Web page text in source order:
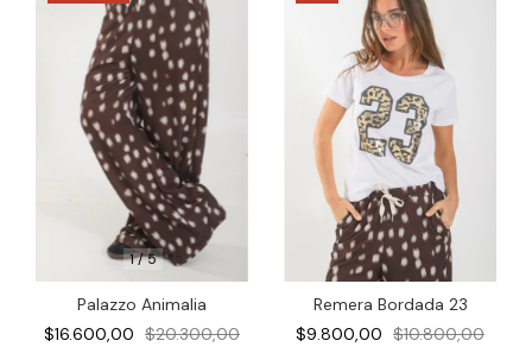
1/5
Palazzo Animalia
$16.600,00 $20.300,00
Remera Bordada 23
$9.800,00 $10.800,00